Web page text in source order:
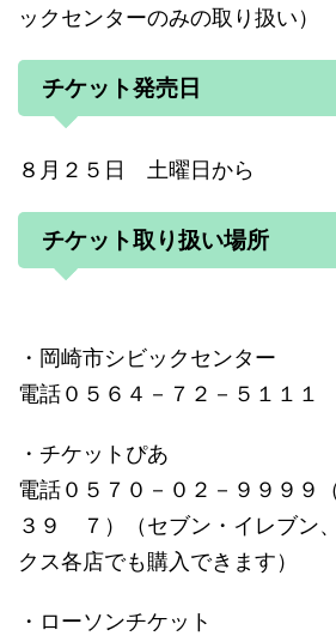
ックセンターのみの取り扱い）
チケット発売日
８月２５日 土曜日から
チケット取り扱い場所
・岡崎市シビックセンター
電話０５６４－７２－５１１１
・チケットぴあ
電話０５７０－０２－９９９９
３９ ７）（セブン・イレブン
クス各店でも購入できます）
・ローソンチケット